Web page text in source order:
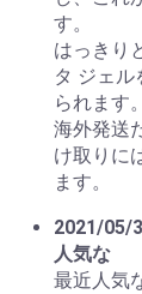
す。
はっきり
タ ジェ
られます。
海外発送
け取りに
ます。
2021/05/
人気な
最近人気